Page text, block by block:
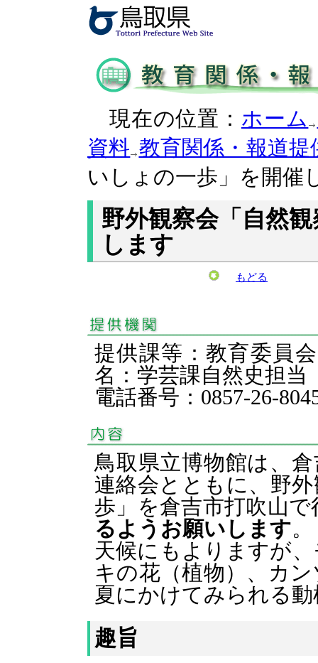
現在の位置： ホーム
資料 教育関係・報道提
いしょの一歩」を開催
野外観察会「自然
します
もどる
提供課等：教育委
名：学芸課自然史担
電話番号：0857-26-
鳥取県立博物館は、
連絡会とともに、野
歩」を倉吉市打吹山
るようお願いします。
天候にもよりますが
キの花（植物）、カ
夏にかけてみられる
趣旨